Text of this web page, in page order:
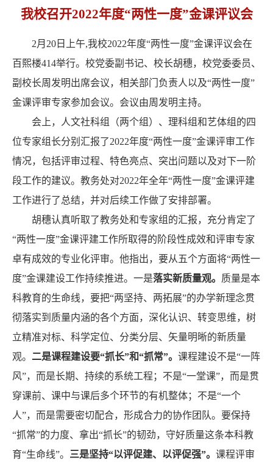
我校召开2022年度“两性一度”金课评议会
2月20日上午,我校2022年度“两性一度”金课评议会在
百熙楼414举行。校党委副书记、校长胡穗，校党委委员、
副校长周发明出席会议，相关部门负责人以及“两性一度”
金课评审专家参加会议。会议由周发明主持。
会上，人文社科组（两个组）、理科组和艺体组的四
位专家组长分别汇报了2022年度“两性一度”金课评审工作
情况，包括评审过程、特色亮点、突出问题以及对下一阶
段工作的建议。教务处对2022年全年“两性一度”金课评建
工作进行了总结，并对后续工作做了安排部署。
胡穗认真听取了教务处和专家组的汇报，充分肯定了
“两性一度”金课评建工作所取得的阶段性成效和评审专家
卓有成效的专业化评审。他指出，要从五个方面将“两性一
度”金课建设工作持续推进。一是落实新质量观。 质量是本
科教育的生命线，要把“两坚持、两拓展”的办学新理念贯
彻落实到质量内涵的各个方面，深化认识、转变思维，树
立精准对标、科学定位、分类分层、矢量明晰的新质量
观。 二是课程建设要“抓长”和“抓常”。 课程建设不是“一阵
风”，而是长期、持续的系统工程；不是“一堂课”，而是贯
穿课前、课中与课后多个环节的有机整体；不是“一个
人”，而是需要密切配合，形成合力的协作团队。要保持
“抓常”的力度、拿出“抓长”的韧劲，守好质量这条本科教
育“生命线”。 三是坚持“以评促建、以评促强”。 课程评审